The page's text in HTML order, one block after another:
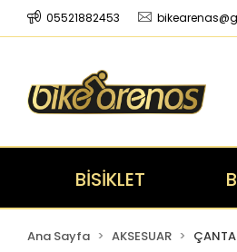
05521882453
BİSİKLET
Ana Sayfa AKSESUAR ÇANTA